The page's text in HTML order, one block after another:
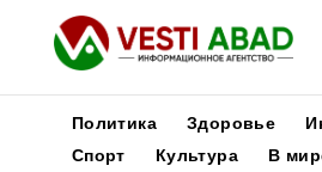
Политика Здоровье
Спорт
Культура В